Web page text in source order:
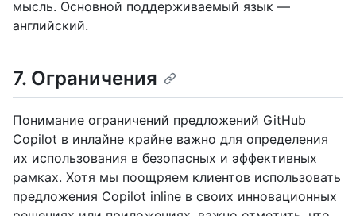
мысль. Основной поддерживаемый язык —
английский.
7. Ограничения
Понимание ограничений предложений GitHub
Copilot в инлайне крайне важно для определения
их использования в безопасных и эффективных
рамках. Хотя мы поощряем клиентов использовать
предложения Copilot inline в своих инновационных